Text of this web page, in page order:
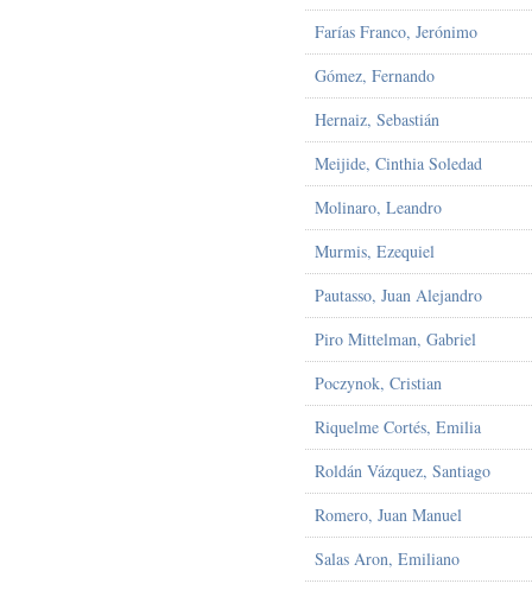
Farías Franco, Jerónimo
Gómez, Fernando
Hernaiz, Sebastián
Meijide, Cinthia Soledad
Molinaro, Leandro
Murmis, Ezequiel
Pautasso, Juan Alejandro
Piro Mittelman, Gabriel
Poczynok, Cristian
Riquelme Cortés, Emilia
Roldán Vázquez, Santiago
Romero, Juan Manuel
Salas Aron, Emiliano